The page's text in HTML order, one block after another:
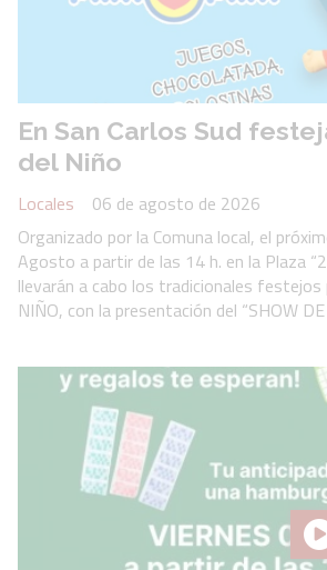
En San Carlos Sud
del Niño
Locales
06 de agosto de 2026
Organizado por la Comuna local, el
Agosto a partir de las 14 h. en la Plaza
llevarán a cabo los tradicionales festejos
NIÑO, con la presentación del “SHOW